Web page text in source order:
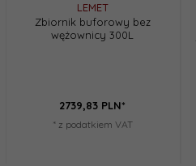
LEMET
Zbiornik buforowy bez
wężownicy 300L
2739,83 PLN*
* z podatkiem VAT